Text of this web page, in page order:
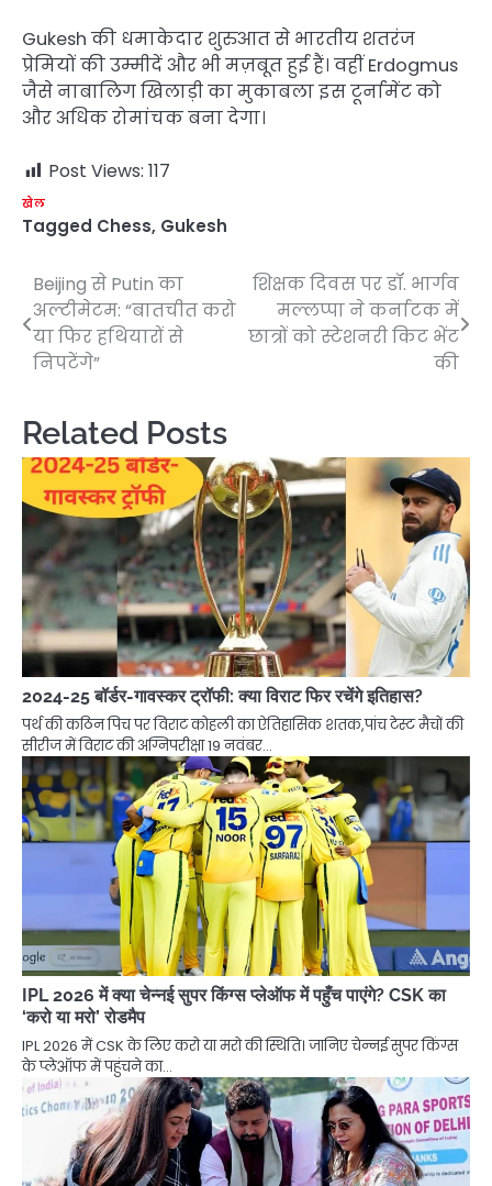
Gukesh की धमाकेदार शुरुआत से भारतीय शतरंज
प्रेमियों की उम्मीदें और भी मज़बूत हुई हैं। वहीं Erdogmus
जैसे नाबालिग खिलाड़ी का मुकाबला इस टूर्नामेंट को
और अधिक रोमांचक बना देगा।
Post Views: 117
खेल
Tagged Chess, Gukesh
Post
navigation
Beijing से Putin का
अल्टीमेटम: “बातचीत करो
या फिर हथियारों से
निपटेंगे”
शिक्षक दिवस पर डॉ. भार्गव
मल्लप्पा ने कर्नाटक में
छात्रों को स्टेशनरी किट भेंट
की
Related Posts
2024-25 बॉर्डर-गावस्कर ट्रॉफी: क्या विराट फिर रचेंगे इतिहास?
पर्थ की कठिन पिच पर विराट कोहली का ऐतिहासिक शतक,पांच टेस्ट मैचों की
सीरीज में विराट की अग्निपरीक्षा 19 नवंबर…
IPL 2026 में क्या चेन्नई सुपर किंग्स प्लेऑफ में पहुँच पाएंगे? CSK का
‘करो या मरो’ रोडमैप
IPL 2026 में CSK के लिए करो या मरो की स्थिति। जानिए चेन्नई सुपर किंग्स
के प्लेऑफ में पहुंचने का…